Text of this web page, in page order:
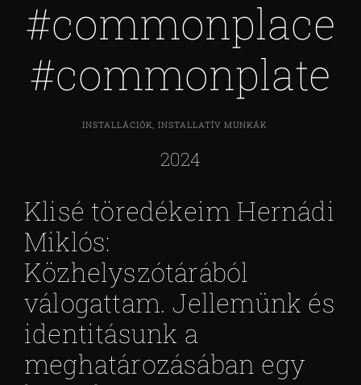
#commonplace
#commonplate
INSTALLÁCIÓK, INSTALLATÍV MUNKÁK
2024
Klisé töredékeim Hernádi
Miklós:
Közhelyszótárából
válogattam. Jellemünk és
identitásunk a
meghatározásában egy